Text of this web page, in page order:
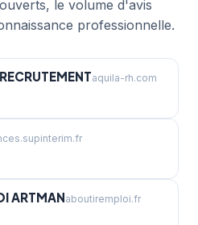
le volume d'avis
professionnelle.
aquila-rh.com
ARTMANaboutiremploi.fr